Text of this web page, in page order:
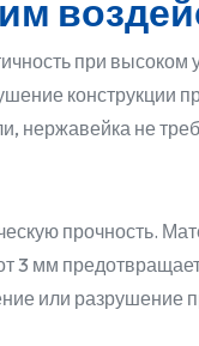
при высоком
конструкции
нержавейка не
прочность.
3 мм
или разрушение